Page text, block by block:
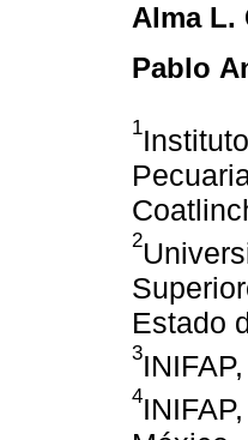
Alma L.
Pablo
1
2
Estado
3
4